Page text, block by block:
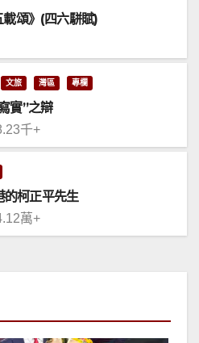
載頌》(四六駢賦)
文旅 灣區 專欄
實”之辯
千+
的柯正平先生
萬+